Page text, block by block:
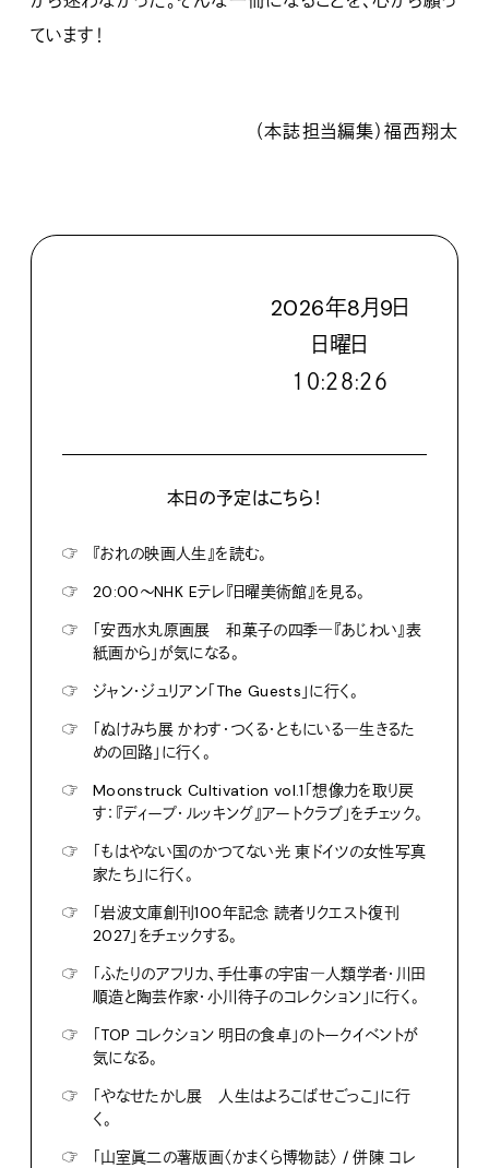
ています！
（本誌担当編集）福西翔太
2026年8月9日
日曜日
１０:２８:２７
本日の予定はこちら！
☞
『おれの映画人生』を読む。
☞
20:00〜NHK Eテレ『日曜美術館』を見る。
☞
「安西水丸原画展 和菓子の四季―『あじわい』表
紙画から」が気になる。
☞
ジャン・ジュリアン「The Guests」に行く。
☞
「ぬけみち展 かわす・つくる・ともにいる―生きるた
めの回路」に行く。
☞
Moonstruck Cultivation vol.1「想像力を取り戻
す：『ディープ・ルッキング』アートクラブ」をチェック。
☞
「もはやない国のかつてない光 東ドイツの女性写真
家たち」に行く。
☞
「岩波文庫創刊100年記念 読者リクエスト復刊
2027」をチェックする。
☞
「ふたりのアフリカ、手仕事の宇宙―人類学者・川田
順造と陶芸作家・小川待子のコレクション」に行く。
☞
「TOP コレクション 明日の食卓」のトークイベントが
気になる。
☞
「やなせたかし展 人生はよろこばせごっこ」に行
く。
☞
「山室眞二の薯版画〈かまくら博物誌〉 / 併陳 コレ